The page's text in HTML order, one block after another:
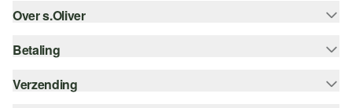
Help - FAQ
Top categorieën
Over s.Oliver
Nieuwsbrief
Betaling
Koop op rekening
Verzending